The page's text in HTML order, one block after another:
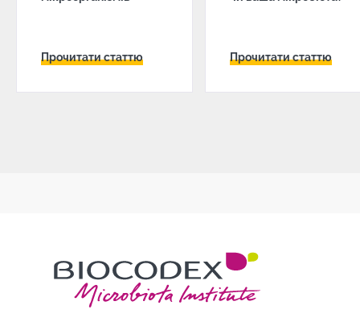
Прочитати статтю Прочитати статтю